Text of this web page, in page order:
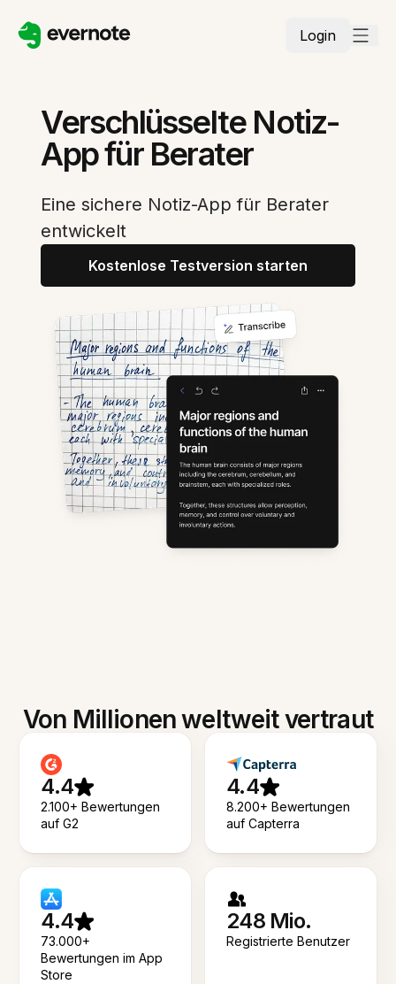
Login
Verschlüsselte Notiz-
App für Berater
Eine sichere Notiz-App für Berater
entwickelt
Kostenlose Testversion starten
Von Millionen weltweit vertraut
4.4
2.100+ Bewertungen
auf G2
4.4
8.200+ Bewertungen
auf Capterra
4.4
73.000+
Bewertungen im App
Store
248 Mio.
Registrierte Benutzer